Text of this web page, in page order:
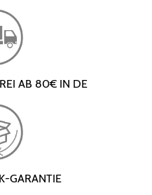
AB 80€ IN DE
GARANTIE